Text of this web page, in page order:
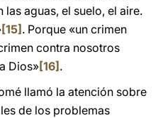
las aguas, el suelo, el aire.
[15] . Porque «un crimen
contra nosotros
Dios»[16] .
llamó la atención sobre
de los problemas